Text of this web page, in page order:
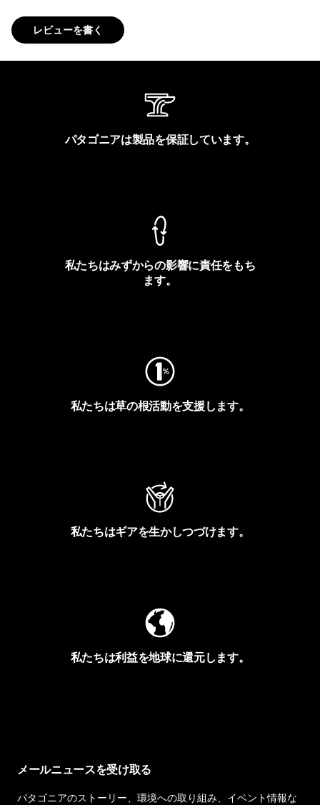
レビューを書く
パタゴニアは製品を保証しています。
私たちはみずからの影響に責任をもち
ます。
私たちは草の根活動を支援します。
私たちはギアを生かしつづけます。
私たちは利益を地球に還元します。
メールニュースを受け取る
パタゴニアのストーリー、環境への取り組み、イベント情報な